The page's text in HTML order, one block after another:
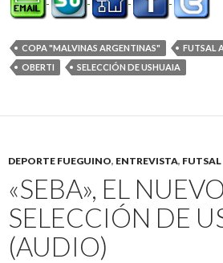
COPA "MALVINAS ARGENTINAS" FUTSAL
OBERTI
SELECCIÓN DE USHUAIA
DEPORTE FUEGUINO, ENTREVISTA, FUTSAL
«SEBA», EL
SELECCIÓN DE
(AUDIO)